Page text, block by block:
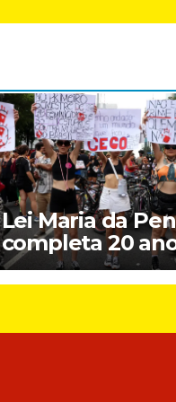
Lei Maria da
completa 20
entre avanços e
desafios